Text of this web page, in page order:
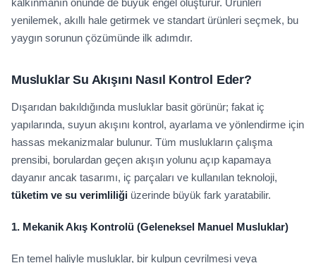
kalkınmanın önünde de büyük engel oluşturur. Ürünleri
yenilemek, akıllı hale getirmek ve standart ürünleri seçmek, bu
yaygın sorunun çözümünde ilk adımdır.
Musluklar Su Akışını Nasıl Kontrol Eder?
Dışarıdan bakıldığında musluklar basit görünür; fakat iç
yapılarında, suyun akışını kontrol, ayarlama ve yönlendirme için
hassas mekanizmalar bulunur. Tüm muslukların çalışma
prensibi, borulardan geçen akışın yolunu açıp kapamaya
dayanır ancak tasarımı, iç parçaları ve kullanılan teknoloji,
tüketim ve su verimliliği üzerinde büyük fark yaratabilir.
1. Mekanik Akış Kontrolü (Geleneksel Manuel Musluklar)
En temel haliyle musluklar, bir kulpun çevrilmesi veya